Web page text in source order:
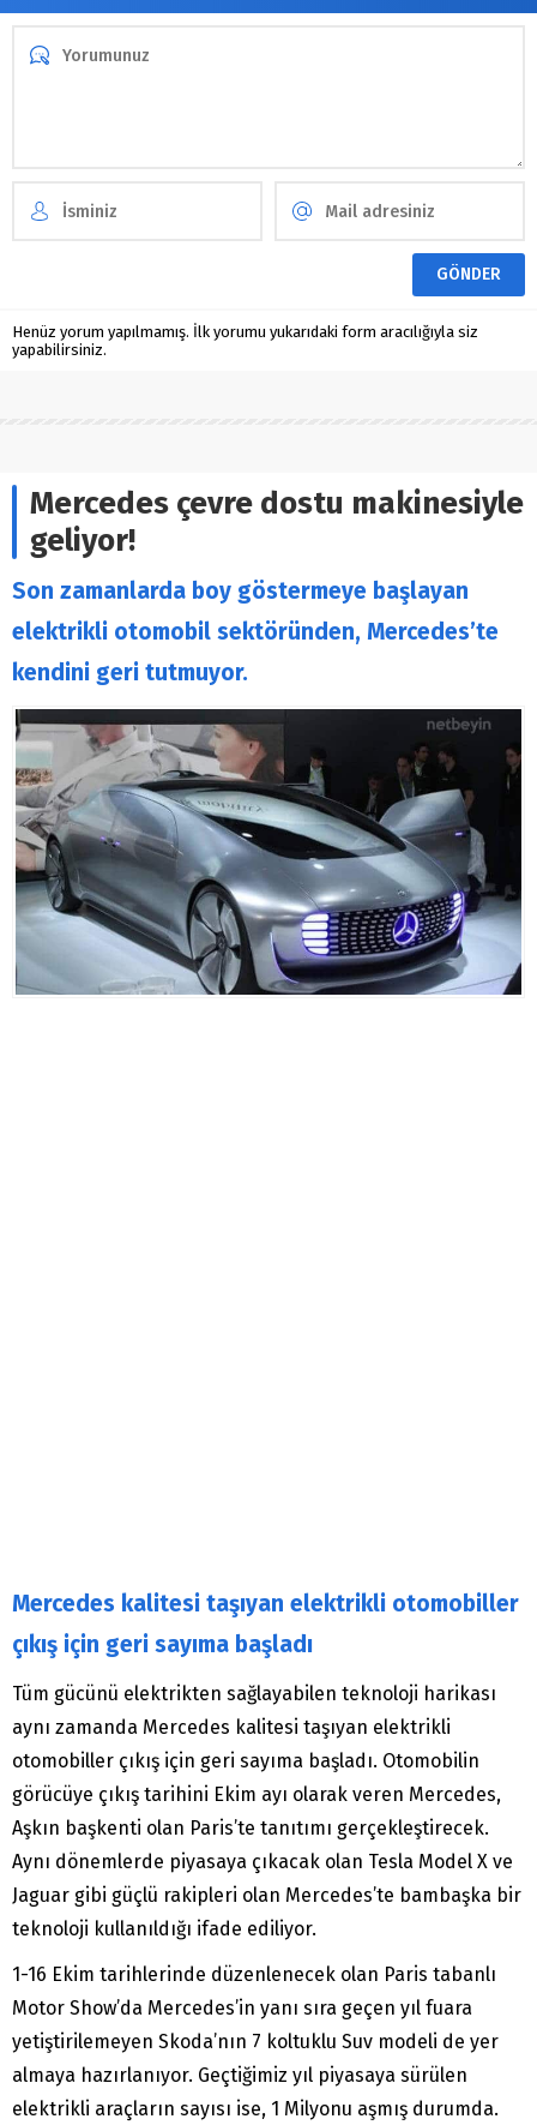
Henüz yorum yapılmamış. İlk yorumu yukarıdaki form aracılığıyla siz
yapabilirsiniz.
Mercedes çevre dostu makinesiyle
geliyor!
Son zamanlarda boy göstermeye başlayan
elektrikli otomobil sektöründen, Mercedes’te
kendini geri tutmuyor.
Mercedes kalitesi taşıyan elektrikli otomobiller
çıkış için geri sayıma başladı
Tüm gücünü elektrikten sağlayabilen teknoloji harikası
aynı zamanda Mercedes kalitesi taşıyan elektrikli
otomobiller çıkış için geri sayıma başladı. Otomobilin
görücüye çıkış tarihini Ekim ayı olarak veren Mercedes,
Aşkın başkenti olan Paris’te tanıtımı gerçekleştirecek.
Aynı dönemlerde piyasaya çıkacak olan Tesla Model X ve
Jaguar gibi güçlü rakipleri olan Mercedes’te bambaşka bir
teknoloji kullanıldığı ifade ediliyor.
1-16 Ekim tarihlerinde düzenlenecek olan Paris tabanlı
Motor Show’da Mercedes’in yanı sıra geçen yıl fuara
yetiştirilemeyen Skoda’nın 7 koltuklu Suv modeli de yer
almaya hazırlanıyor. Geçtiğimiz yıl piyasaya sürülen
elektrikli araçların sayısı ise, 1 Milyonu aşmış durumda.